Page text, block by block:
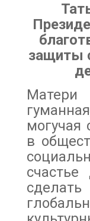
защиты
могучая
в